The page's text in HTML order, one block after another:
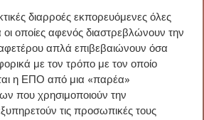
διαρροές εκπορευόμενες όλες
οποίες αφενός διαστρεβλώνουν την
απλά επιβεβαιώνουν όσα
με τον τρόπο με τον οποίο
η ΕΠΟ από μια «παρέα»
που χρησιμοποιούν την
τις προσωπικές τους